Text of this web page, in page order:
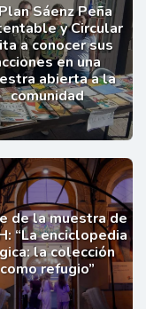
Sáenz Peña
y Circular
a conocer sus
en una
abierta a la
comunidad
de la muestra de
“La enciclopedia
la colección
como refugio”